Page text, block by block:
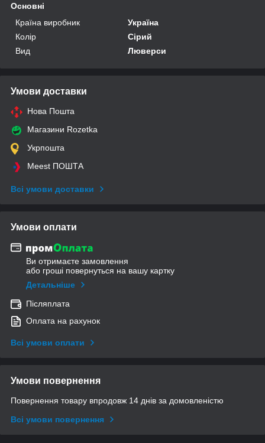
Основні
Країна виробник
Україна
Колір
Сірий
Вид
Люверси
Умови доставки
Нова Пошта
Магазини Rozetka
Укрпошта
Meest ПОШТА
Всі умови доставки
Умови оплати
Ви отримаєте замовлення
або гроші повернуться на вашу картку
Детальніше
Післяплата
Оплата на рахунок
Всі умови оплати
Умови повернення
Повернення товару впродовж 14 днів за домовленістю
Всі умови повернення